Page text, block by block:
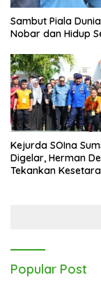
Sambut Piala
Nobar dan Hidup
Kejurda SOIna
Digelar, Herman
Tekankan
Popular Post